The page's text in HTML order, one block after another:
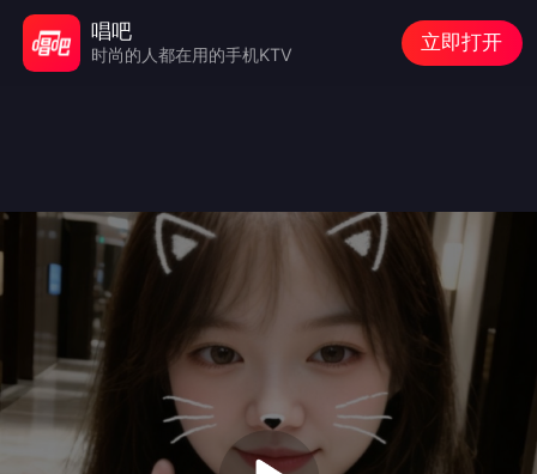
Audio/video is not supported
唱吧
时尚的人都在用的手机KTV
立即打开